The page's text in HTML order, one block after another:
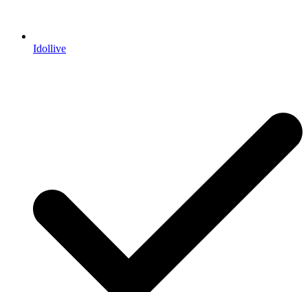
Idollive